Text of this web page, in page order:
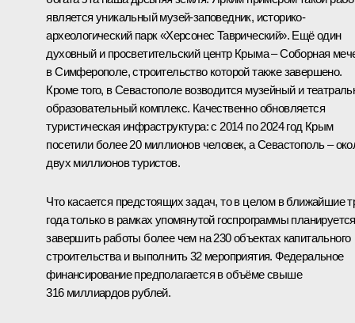
является уникальный музей-заповедник, историко-
археологический парк «Херсонес Таврический». Ещё один
духовный и просветительский центр Крыма – Соборная
в Симферополе, строительство которой также завершено.
Кроме того, в Севастополе возводится музейный и
образовательный комплекс. Качественно обновляется
туристическая инфраструктура: с 2014 по 2024 год Крым
посетили более 20 миллионов человек, а Севастополь –
двух миллионов туристов.
Что касается предстоящих задач, то в целом в ближайшие
года только в рамках упомянутой госпрограммы планируется
завершить работы более чем на 230 объектах капитального
строительства и выполнить 32 мероприятия. Федеральное
финансирование предполагается в объёме свыше
316 миллиардов рублей.